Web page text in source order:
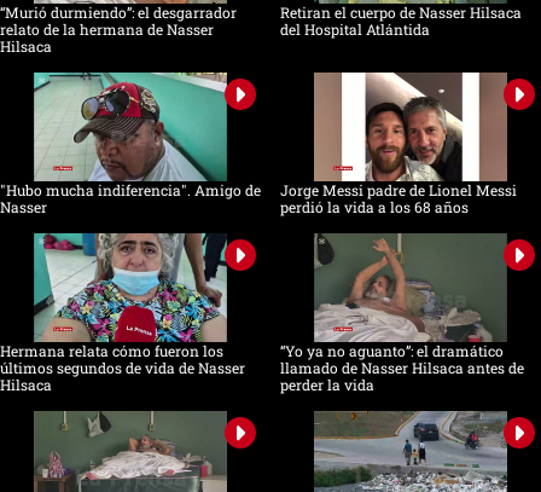
“Murió durmiendo”: el desgarrador
relato de la hermana de Nasser
Hilsaca
Retiran el cuerpo de Nasser Hilsaca
del Hospital Atlántida
"Hubo mucha indiferencia". Amigo de
Nasser
Jorge Messi padre de Lionel Messi
perdió la vida a los 68 años
Hermana relata cómo fueron los
últimos segundos de vida de Nasser
Hilsaca
“Yo ya no aguanto”: el dramático
llamado de Nasser Hilsaca antes de
perder la vida